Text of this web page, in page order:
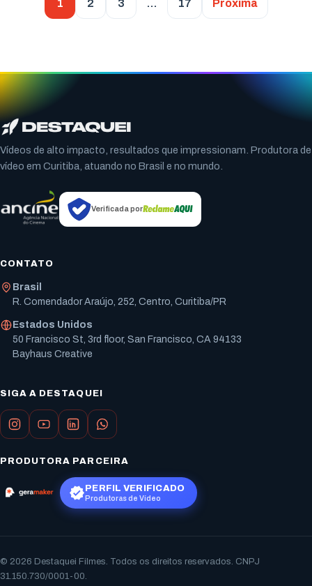
1 2 3 … 17 Próxima
Vídeos de alto impacto, resultados que impressionam. Produtora de
vídeo em Curitiba, atuando no Brasil e no mundo.
Verificada por
CONTATO
Brasil
R. Comendador Araújo, 252, Centro, Curitiba/PR
Estados Unidos
50 Francisco St, 3rd floor, San Francisco, CA 94133
Bayhaus Creative
SIGA A DESTAQUEI
PRODUTORA PARCEIRA
PERFIL VERIFICADO
Produtoras de Vídeo
© 2026 Destaquei Filmes. Todos os direitos reservados. CNPJ
31.150.730/0001-00.